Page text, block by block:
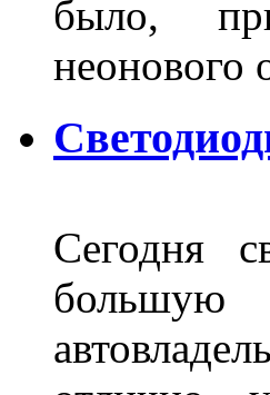
было,
Сегодня